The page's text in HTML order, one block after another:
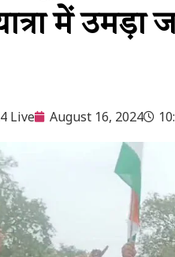
में
Live August 16, 2024